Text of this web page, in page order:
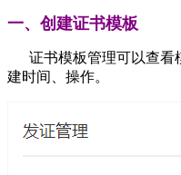
一、创建证书模板
证书模板管理可以查看
建时间、操作。